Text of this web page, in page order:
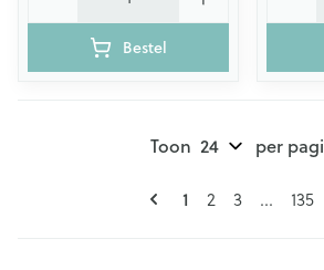
Bestel
Pagina's
U lees
1 Pagina
2 Pagina
3 ... 135
Toon per